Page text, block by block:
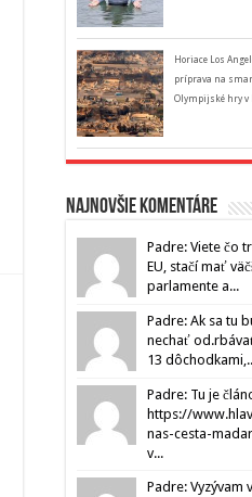
Horiace Los
príprava na
Olympijské hry v
Najnovšie komentáre
Padre: Viete čo
EU, stačí mať
parlamente a...
Padre: Ak sa tu
nechať
13
Padre: Tu je
https://
nas-cesta-
v...
Padre: Vyzývam